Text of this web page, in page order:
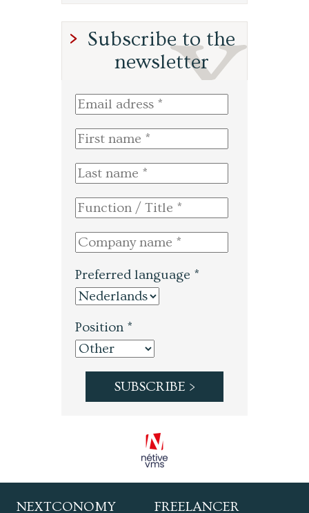
Subscribe to the
newsletter
Preferred language *
Position *
NEXTCONOMY FREELANCER